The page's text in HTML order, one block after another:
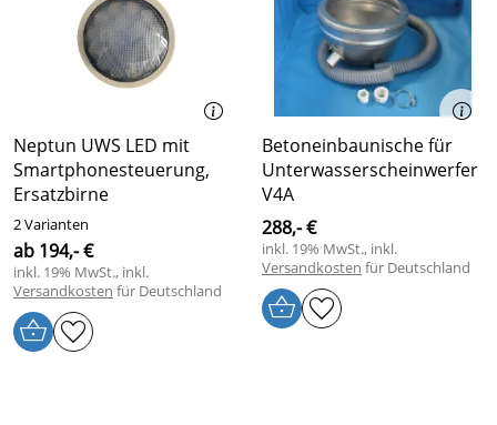
Neptun UWS LED mit
Smartphonesteuerung,
Ersatzbirne
2 Varianten
ab 194,- €
inkl. 19% MwSt., inkl.
Versandkosten für Deutschland
Betoneinbaunische für
Unterwasserscheinwerfer
V4A
288,- €
inkl. 19% MwSt., inkl.
Versandkosten für Deutschland